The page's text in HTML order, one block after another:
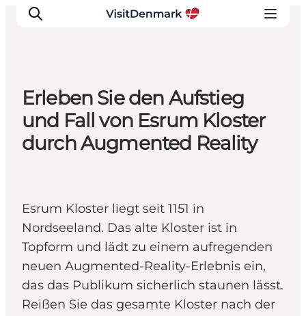
Inspiration
Regionen
Erlebnisse
Erleben Sie den Aufstieg
und Fall von Esrum Kloster
durch Augmented Reality
Esrum Kloster liegt seit 1151 in
Nordseeland. Das alte Kloster ist in
Topform und lädt zu einem aufregenden
neuen Augmented-Reality-Erlebnis ein,
das das Publikum sicherlich staunen lässt.
Reißen Sie das gesamte Kloster nach der